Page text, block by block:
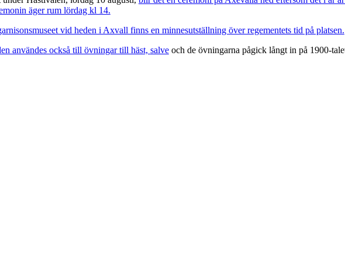
äger rum lördag kl 14.
vid heden i Axvall finns en minnesutställning över regementets tid på platsen.
användes också till övningar till häst, salveoch de övningarna pågick långt in på 1900-